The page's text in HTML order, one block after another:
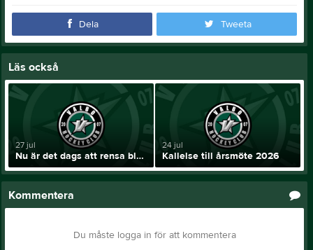
Dela Tweeta
Läs också
27 jul
Nu är det dags att rensa bland hockeygrejorna! 🏒
24 jul
Kallelse till årsmöte 2026
Kommentera
Du måste logga in för att kommentera